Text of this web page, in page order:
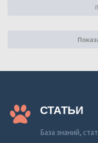
СТАТЬИ
База знаний,